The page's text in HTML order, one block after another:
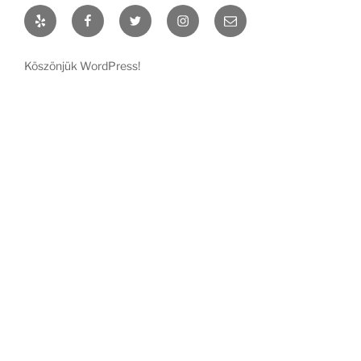
Yelp FacebookTwitter InstagramEmail
Köszönjük WordPress!